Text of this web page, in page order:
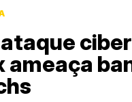
ataque
ameaça